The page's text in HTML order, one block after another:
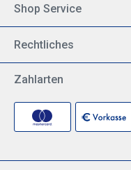
Shop Service
Rechtliches
Zahlarten